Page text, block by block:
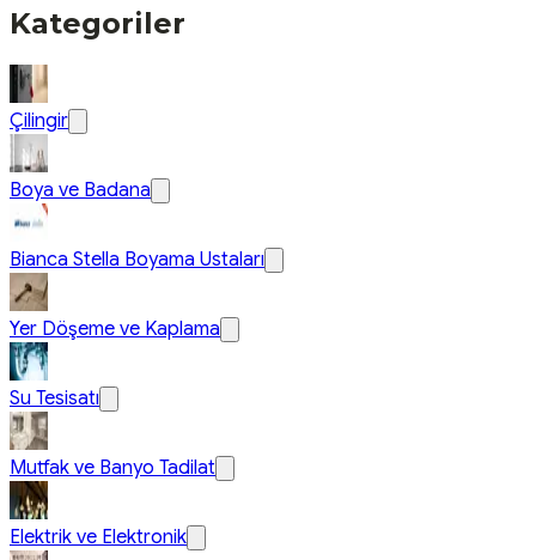
Kategoriler
Çilingir
Boya ve Badana
Bianca Stella Boyama Ustaları
Yer Döşeme ve Kaplama
Su Tesisatı
Mutfak ve Banyo Tadilat
Elektrik ve Elektronik